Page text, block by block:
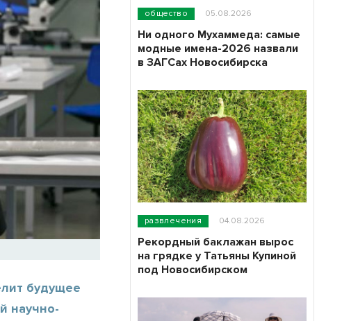
будущее
научно-
общество 05.08.2026
Ни одного Мухаммеда: самые
модные имена-2026 назвали
в ЗАГСах Новосибирска
развлечения 04.08.2026
Рекордный баклажан вырос
на грядке у Татьяны Купиной
под Новосибирском